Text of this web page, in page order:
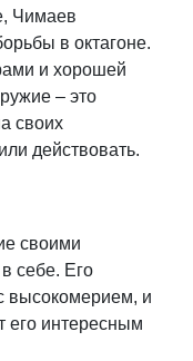
Чимаев
в октагоне.
и хорошей
– это
своих
действовать.
своими
себе. Его
высокомерием, и
его интересным